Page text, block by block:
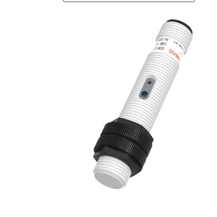
Online Satış Sitemiz